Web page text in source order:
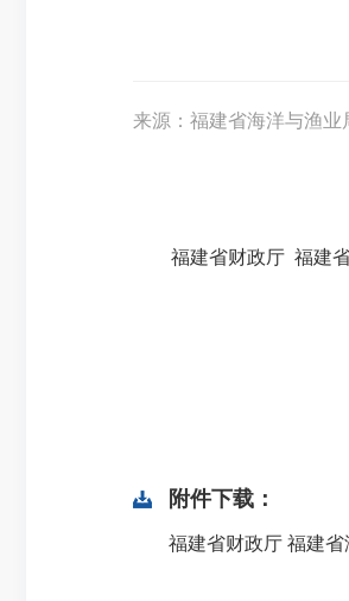
来源：福建省海洋与渔业
福建省财政厅 福建省
附件下载：
福建省财政厅 福建